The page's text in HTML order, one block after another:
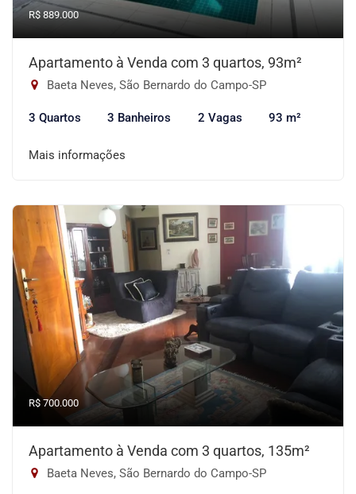
R$ 889.000
Apartamento à Venda com 3 quartos, 93m²
Baeta Neves, São Bernardo do Campo-SP
3 Quartos 3 Banheiros 2 Vagas 93 m²
Mais informações
R$ 700.000
Apartamento à Venda com 3 quartos, 135m²
Baeta Neves, São Bernardo do Campo-SP